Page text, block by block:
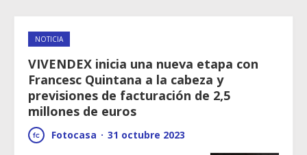
NOTICIA
VIVENDEX inicia una nueva etapa con
Francesc Quintana a la cabeza y
previsiones de facturación de 2,5
millones de euros
Fotocasa · 31 octubre 2023